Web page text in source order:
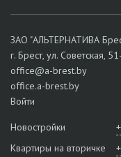
ЗАО "АЛЬТЕРНАТИВА
г. Брест, ул. Советская,
office@a-brest.by
office.a-brest.by
Войти
Новостройки
Квартиры на вторичке